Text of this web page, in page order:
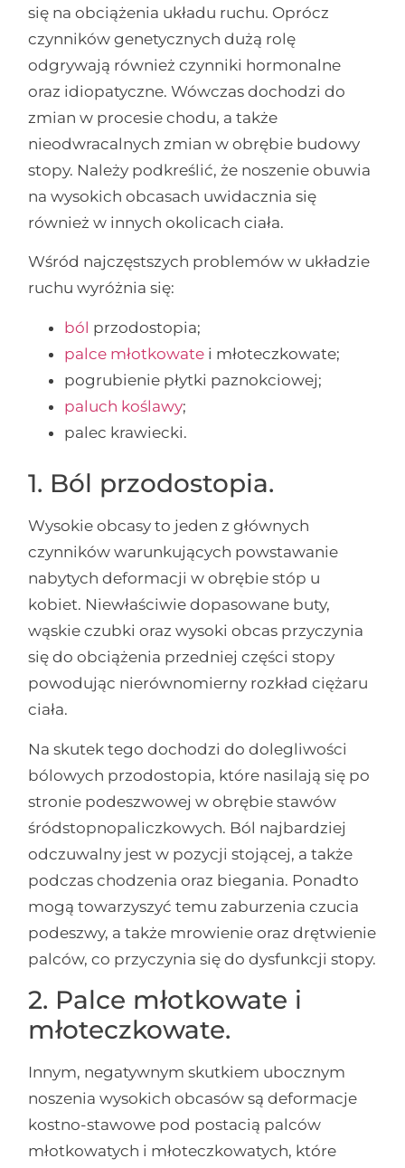
się na obciążenia układu ruchu. Oprócz
czynników genetycznych dużą rolę
odgrywają również czynniki hormonalne
oraz idiopatyczne. Wówczas dochodzi do
zmian w procesie chodu, a także
nieodwracalnych zmian w obrębie budowy
stopy. Należy podkreślić, że noszenie obuwia
na wysokich obcasach uwidacznia się
również w innych okolicach ciała.
Wśród najczęstszych problemów w układzie
ruchu wyróżnia się:
ból przodostopia;
palce młotkowate i młoteczkowate;
pogrubienie płytki paznokciowej;
paluch koślawy;
palec krawiecki.
1. Ból przodostopia.
Wysokie obcasy to jeden z głównych
czynników warunkujących powstawanie
nabytych deformacji w obrębie stóp u
kobiet. Niewłaściwie dopasowane buty,
wąskie czubki oraz wysoki obcas przyczynia
się do obciążenia przedniej części stopy
powodując nierównomierny rozkład ciężaru
ciała.
Na skutek tego dochodzi do dolegliwości
bólowych przodostopia, które nasilają się po
stronie podeszwowej w obrębie stawów
śródstopnopaliczkowych. Ból najbardziej
odczuwalny jest w pozycji stojącej, a także
podczas chodzenia oraz biegania. Ponadto
mogą towarzyszyć temu zaburzenia czucia
podeszwy, a także mrowienie oraz drętwienie
palców, co przyczynia się do dysfunkcji stopy.
2. Palce młotkowate i
młoteczkowate.
Innym, negatywnym skutkiem ubocznym
noszenia wysokich obcasów są deformacje
kostno-stawowe pod postacią palców
młotkowatych i młoteczkowatych, które